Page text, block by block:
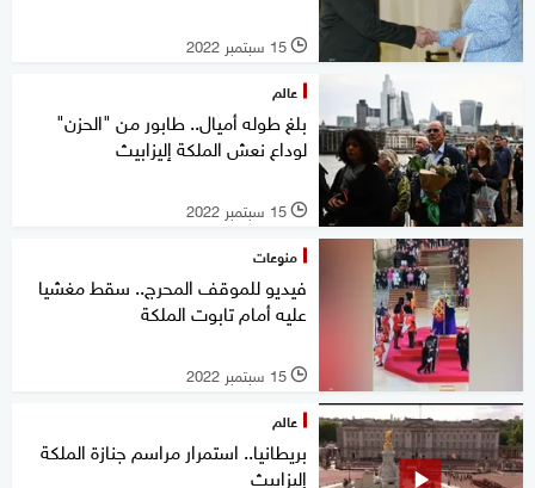
l 15 سبتمبر 2022
عالم
بلغ طوله أميال.. طابور من "الحزن"
لوداع نعش الملكة إليزابيث
l 15 سبتمبر 2022
منوعات
فيديو للموقف المحرج.. سقط مغشيا
عليه أمام تابوت الملكة
l 15 سبتمبر 2022
عالم
بريطانيا.. استمرار مراسم جنازة الملكة
إليزابيث